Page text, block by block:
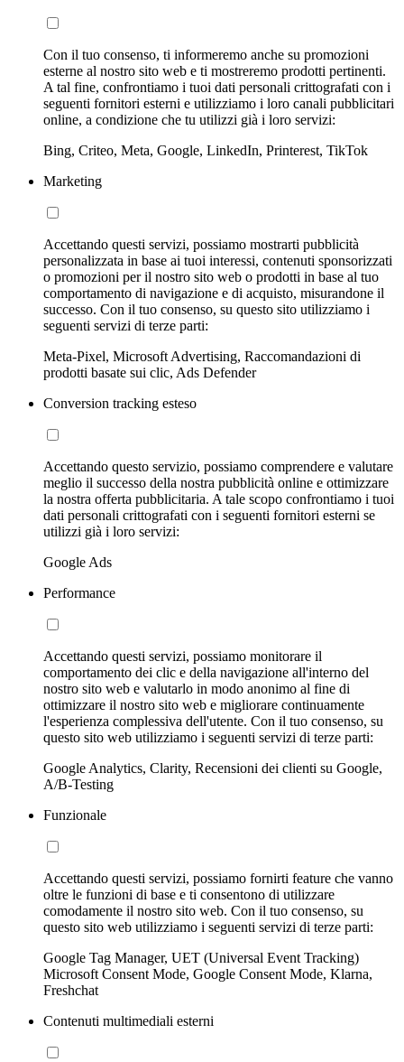
Con il tuo consenso, ti informeremo anche su promozioni
esterne al nostro sito web e ti mostreremo prodotti pertinenti.
A tal fine, confrontiamo i tuoi dati personali crittografati con i
seguenti fornitori esterni e utilizziamo i loro canali pubblicitari
online, a condizione che tu utilizzi già i loro servizi:
Bing, Criteo, Meta, Google, LinkedIn, Printerest, TikTok
Marketing
Accettando questi servizi, possiamo mostrarti pubblicità
personalizzata in base ai tuoi interessi, contenuti sponsorizzati
o promozioni per il nostro sito web o prodotti in base al tuo
comportamento di navigazione e di acquisto, misurandone il
successo. Con il tuo consenso, su questo sito utilizziamo i
seguenti servizi di terze parti:
Meta-Pixel, Microsoft Advertising, Raccomandazioni di
prodotti basate sui clic, Ads Defender
Conversion tracking esteso
Accettando questo servizio, possiamo comprendere e valutare
meglio il successo della nostra pubblicità online e ottimizzare
la nostra offerta pubblicitaria. A tale scopo confrontiamo i tuoi
dati personali crittografati con i seguenti fornitori esterni se
utilizzi già i loro servizi:
Google Ads
Performance
Accettando questi servizi, possiamo monitorare il
comportamento dei clic e della navigazione all'interno del
nostro sito web e valutarlo in modo anonimo al fine di
ottimizzare il nostro sito web e migliorare continuamente
l'esperienza complessiva dell'utente. Con il tuo consenso, su
questo sito web utilizziamo i seguenti servizi di terze parti:
Google Analytics, Clarity, Recensioni dei clienti su Google,
A/B-Testing
Funzionale
Accettando questi servizi, possiamo fornirti feature che vanno
oltre le funzioni di base e ti consentono di utilizzare
comodamente il nostro sito web. Con il tuo consenso, su
questo sito web utilizziamo i seguenti servizi di terze parti:
Google Tag Manager, UET (Universal Event Tracking)
Microsoft Consent Mode, Google Consent Mode, Klarna,
Freshchat
Contenuti multimediali esterni